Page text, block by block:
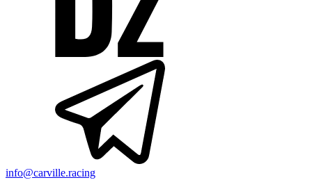
info@carville.racing